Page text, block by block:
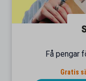
Få pengar
Gratis